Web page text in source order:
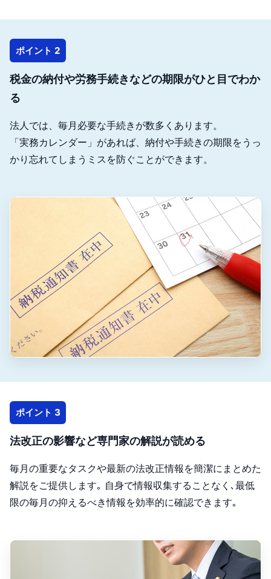
ポイント 2
税金の納付や労務手続きなどの期限がひと目でわか
る
法人では、毎月必要な手続きが数多くあります。
「実務カレンダー」があれば、納付や手続きの期限をうっ
かり忘れてしまうミスを防ぐことができます。
ポイント 3
法改正の影響など専門家の解説が読める
毎月の重要なタスクや最新の法改正情報を簡潔にまとめた
解説をご提供します｡ 自身で情報収集することなく､最低
限の毎月の抑えるべき情報を効率的に確認できます｡